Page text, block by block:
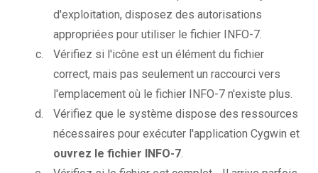
d'exploitation, disposez des autorisations
appropriées pour utiliser le fichier INFO-7.
Vérifiez si l'icône est un élément du fichier
correct, mais pas seulement un raccourci vers
l'emplacement où le fichier INFO-7 n'existe plus.
Vérifiez que le système dispose des ressources
nécessaires pour exécuter l'application Cygwin et
ouvrez le fichier INFO-7.